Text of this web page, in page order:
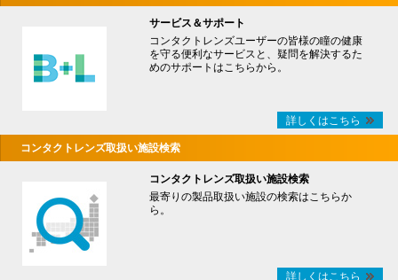
サービス＆サポート
コンタクトレンズユーザーの皆様の瞳の健康
を守る便利なサービスと、疑問を解決するた
めのサポートはこちらから。
詳しくはこちら
コンタクトレンズ取扱い施設検索
コンタクトレンズ取扱い施設検索
最寄りの製品取扱い施設の検索はこちらか
ら。
詳しくはこちら